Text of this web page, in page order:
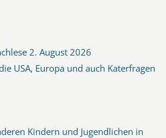
2. August 2026
USA, Europa und auch Katerfragen
Kindern und Jugendlichen in